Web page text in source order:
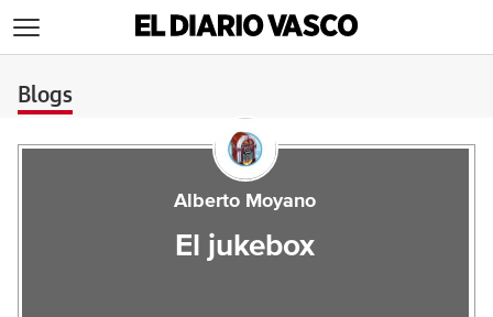
Blogs
Alberto Moyano
El jukebox